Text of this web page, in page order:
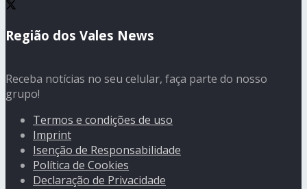
Região dos Vales News
Receba notícias no seu celular, faça parte do nosso
grupo!
Termos e condições de uso
Imprint
Isenção de Responsabilidade
Política de Cookies
Declaração de Privacidade